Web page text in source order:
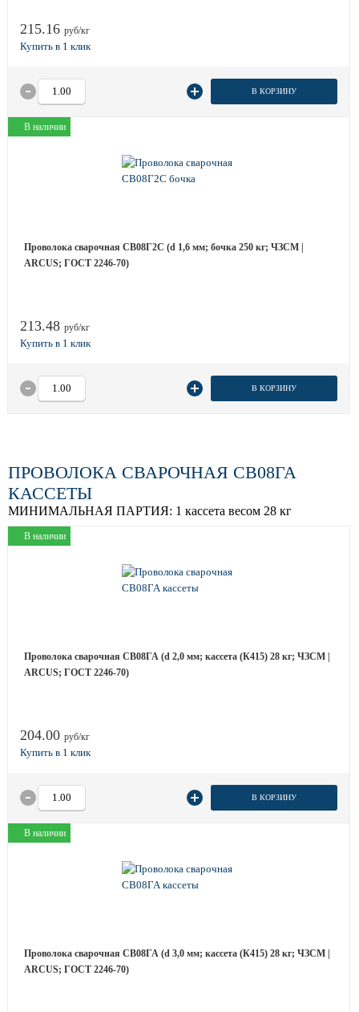
215.16 руб/кг
В КОРЗИНУ
В наличии
Проволока сварочная СВ08Г2С (d 1,6 мм; бочка 250 кг; ЧЗСМ |
ARCUS; ГОСТ 2246-70)
213.48 руб/кг
В КОРЗИНУ
ПРОВОЛОКА СВАРОЧНАЯ СВ08ГА
КАССЕТЫ
МИНИМАЛЬНАЯ ПАРТИЯ: 1 кассета весом 28 кг
В наличии
Проволока сварочная СВ08ГА (d 2,0 мм; кассета (К415) 28 кг; ЧЗСМ |
ARCUS; ГОСТ 2246-70)
204.00 руб/кг
В КОРЗИНУ
В наличии
Проволока сварочная СВ08ГА (d 3,0 мм; кассета (К415) 28 кг; ЧЗСМ |
ARCUS; ГОСТ 2246-70)